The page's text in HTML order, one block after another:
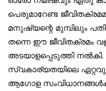
പെരുമാറേണ്ട
മനുഷ്യന്റെ മുമ്പിലും
തന്നെ ഈ ജീവിതക്രമം
അടയാളപ്പെടുത്തി നൽകി.
സ്വകാര്യതയിലെ
ആഗോള